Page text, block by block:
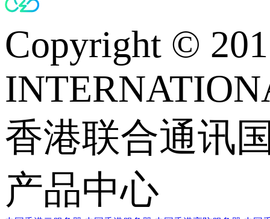
Copyright ©
香港联合通讯
产品中心